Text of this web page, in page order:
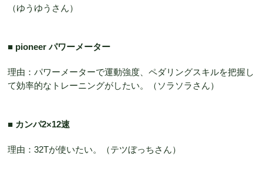
（ゆうゆうさん）
■ pioneer パワーメーター
理由：パワーメーターで運動強度、ペダリングスキルを把握し
て効率的なトレーニングがしたい。（ソラソラさん）
■ カンパ2×12速
理由：32Tが使いたい。（テツぼっちさん）